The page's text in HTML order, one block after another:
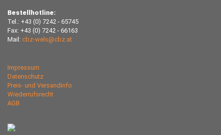
Bestellhotline:
Tel.: +43 (0) 7242 - 65745
Fax: +43 (0) 7242 - 66163
Mail: cbz-wels@cbz.at
Impressum
Datenschutz
Preis- und Versandinfo
Wiederrufsrecht
AGB